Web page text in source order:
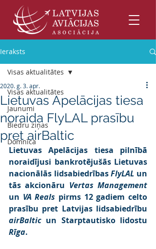
Ieraksts
Visas aktualitātes
Jaunumi
Biedru ziņas
Domnīca
Visas aktualitātes
Lietuvas Apelācijas tiesa
noraida FlyLAL prasību
pret airBaltic
2020. g. 3. apr.
Lietuvas Apelācijas tiesa pilnībā
noraidījusi bankrotējušās Lietuvas
nacionālās lidsabiedrības FlyLAL un
tās akcionāru Vertas Management
un VA Reals pirms 12 gadiem celto
airBaltic
Rīga.